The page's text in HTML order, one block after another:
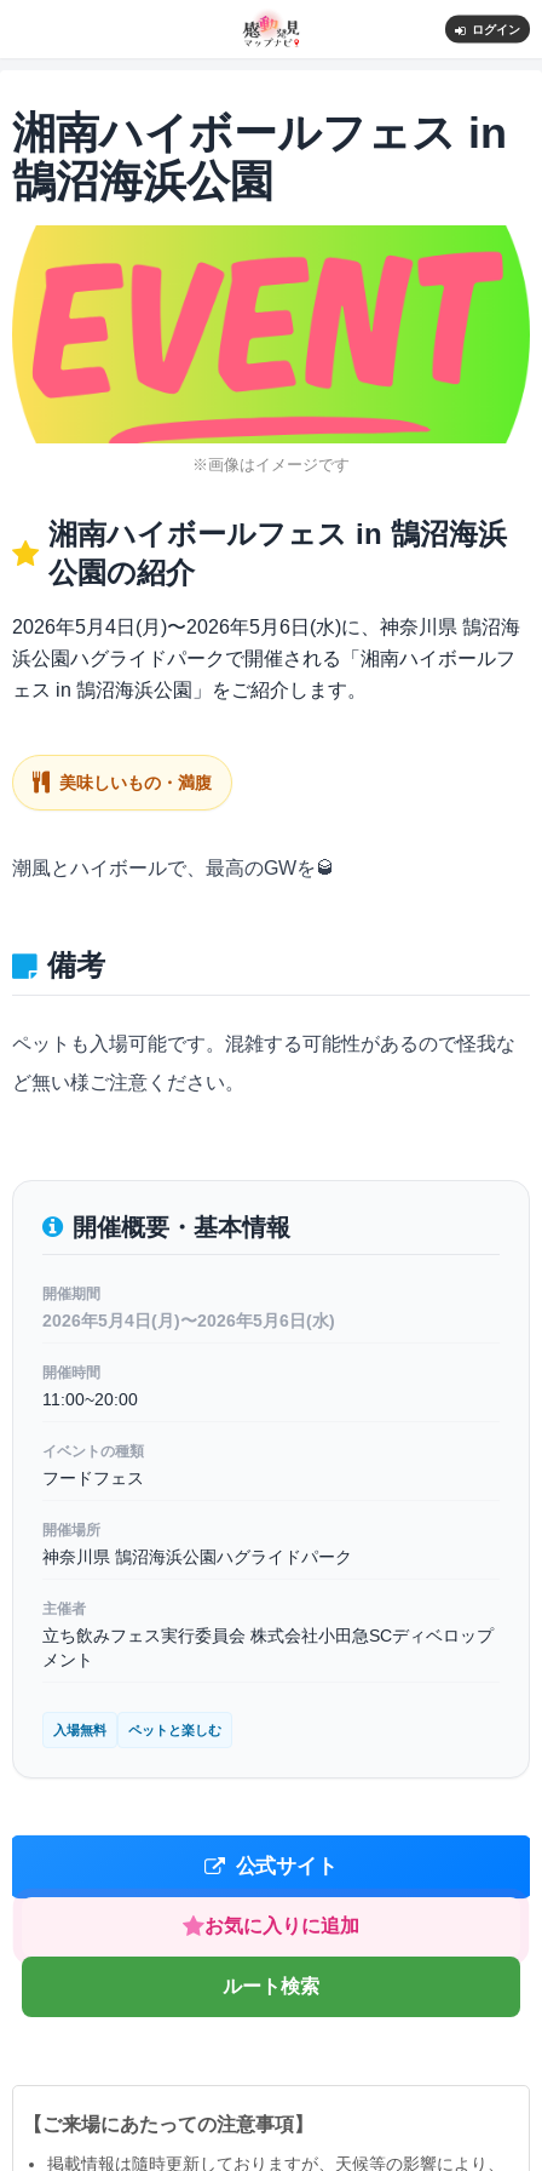
ログイン
湘南ハイボールフェス in
鵠沼海浜公園
※画像はイメージです
湘南ハイボールフェス in 鵠沼海浜
公園の紹介
2026年5月4日(月)〜2026年5月6日(水)に、神奈川県 鵠沼海
浜公園ハグライドパークで開催される「湘南ハイボールフ
ェス in 鵠沼海浜公園」をご紹介します。
美味しいもの・満腹
潮風とハイボールで、最高のGWを🥃
備考
ペットも入場可能です。混雑する可能性があるので怪我な
ど無い様ご注意ください。
開催概要・基本情報
開催期間
2026年5月4日(月)〜2026年5月6日(水)
開催時間
11:00~20:00
イベントの種類
フードフェス
開催場所
神奈川県 鵠沼海浜公園ハグライドパーク
主催者
立ち飲みフェス実行委員会 株式会社小田急SCディベロップ
メント
入場無料 ペットと楽しむ
公式サイト
お気に入りに追加
ルート検索
【ご来場にあたっての注意事項】
掲載情報は隨時更新しておりますが、天候等の影響により、